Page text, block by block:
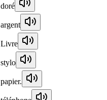
doré
argent
Livre
stylo
papier.